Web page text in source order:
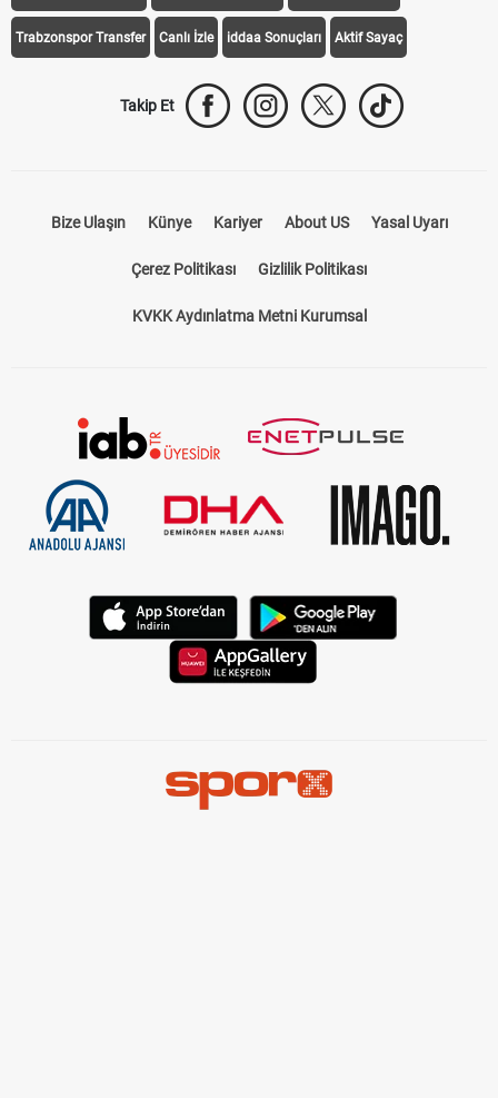
Trabzonspor Transfer Canlı İzle iddaa Sonuçları Aktif Sayaç
Takip Et
Bize Ulaşın Künye Kariyer About US Yasal Uyarı
Çerez Politikası Gizlilik Politikası
KVKK Aydınlatma Metni Kurumsal